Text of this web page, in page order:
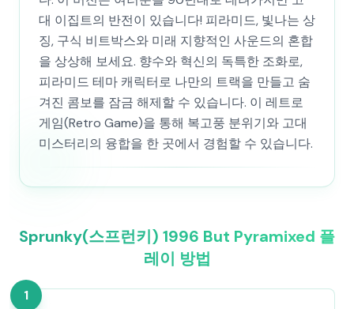
대 이집트의 반전이 있습니다! 피라미드, 빛나는 상
징, 구식 비트박스와 미래 지향적인 사운드의 혼합
을 상상해 보세요. 향수와 혁신의 독특한 조화로,
피라미드 테마 캐릭터로 나만의 트랙을 만들고 숨
겨진 콤보를 잠금 해제할 수 있습니다. 이 레트로
게임(Retro Game)을 통해 복고풍 분위기와 고대
미스터리의 융합을 한 곳에서 경험할 수 있습니다.
Sprunky(스프런키) 1996 But Pyramixed 플
레이 방법
1